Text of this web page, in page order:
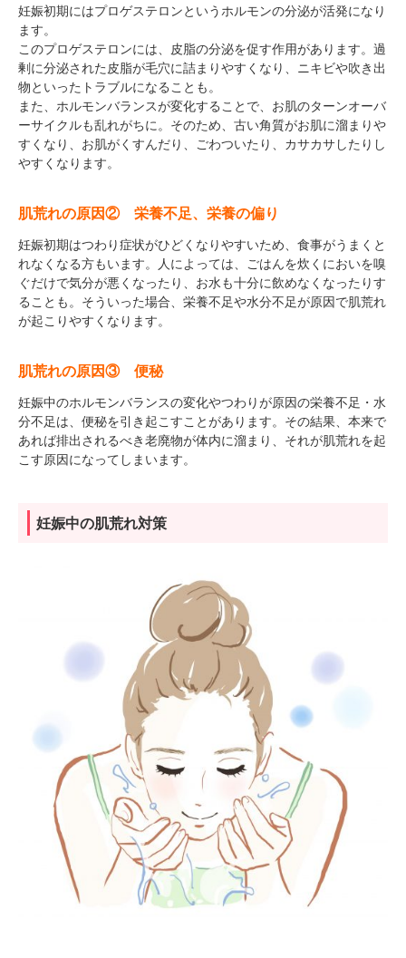
妊娠初期にはプロゲステロンというホルモンの分泌が活発になり
ます。
このプロゲステロンには、皮脂の分泌を促す作用があります。過
剰に分泌された皮脂が毛穴に詰まりやすくなり、ニキビや吹き出
物といったトラブルになることも。
また、ホルモンバランスが変化することで、お肌のターンオーバ
ーサイクルも乱れがちに。そのため、古い角質がお肌に溜まりや
すくなり、お肌がくすんだり、ごわついたり、カサカサしたりし
やすくなります。
肌荒れの原因② 栄養不足、栄養の偏り
妊娠初期はつわり症状がひどくなりやすいため、食事がうまくと
れなくなる方もいます。人によっては、ごはんを炊くにおいを嗅
ぐだけで気分が悪くなったり、お水も十分に飲めなくなったりす
ることも。そういった場合、栄養不足や水分不足が原因で肌荒れ
が起こりやすくなります。
肌荒れの原因③ 便秘
妊娠中のホルモンバランスの変化やつわりが原因の栄養不足・水
分不足は、便秘を引き起こすことがあります。その結果、本来で
あれば排出されるべき老廃物が体内に溜まり、それが肌荒れを起
こす原因になってしまいます。
妊娠中の肌荒れ対策